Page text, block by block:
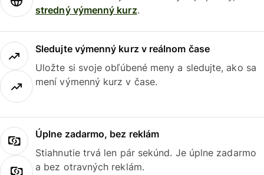
stredný výmenný kurz.
Sledujte výmenný kurz v reálnom čase
Uložte si svoje obľúbené meny a sledujte, ako sa
mení výmenný kurz v čase.
Úplne zadarmo, bez reklám
Stiahnutie trvá len pár sekúnd. Je úplne zadarmo
a bez otravných reklám.